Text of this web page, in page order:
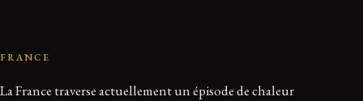
FRANCE
La France traverse actuellement un épisode de chaleur